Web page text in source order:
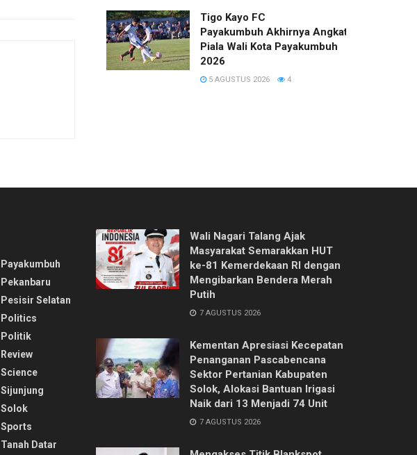
Tigo Kayo FC
Payakumbuh Akhirnya Angkat Trofi
Piala Wali Kota Payakumbuh
2026
5 AGUSTUS 2026 4
Payakumbuh
Pekanbaru
Pesisir Selatan
Politics
Politik
Review
Science
Sijunjung
Solok
Sports
Tanah Datar
Wali Nagari Talang Ajak
Masyarakat Semarakkan HUT
ke-81 Kemerdekaan RI dengan
Mengibarkan Bendera Merah
Putih
7 AGUSTUS 2026
Kementan Apresiasi Kecepatan
Penanganan Pascabencana
Sektor Pertanian Kabupaten
Solok, Alokasi Bantuan Irigasi
Naik dari 13 Menjadi 74 Unit
7 AGUSTUS 2026